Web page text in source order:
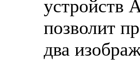
устройств
позволит
два